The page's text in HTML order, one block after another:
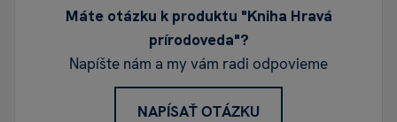
Máte otázku k produktu "Kniha Hravá
prírodoveda"?
Napíšte nám a my vám radi odpovieme
NAPÍSAŤ OTÁZKU